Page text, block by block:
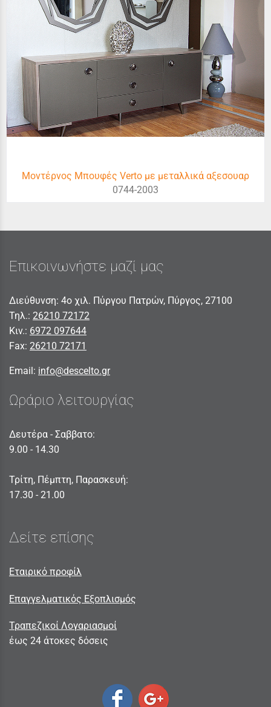
Μοντέρνος Μπουφές Verto με μεταλλικά αξεσουαρ
0744-2003
Επικοινωνήστε μαζί μας
Διεύθυνση: 4ο χιλ. Πύργου Πατρών, Πύργος, 27100
Τηλ.: 26210 72172
Κιν.: 6972 097644
Fax: 26210 72171
Email: info@descelto.gr
Ωράριο λειτουργίας
Δευτέρα - Σαββατο:
9.00 - 14.30
Τρίτη, Πέμπτη, Παρασκευή:
17.30 - 21.00
Δείτε επίσης
Εταιρικό προφίλ
Επαγγελματικός Εξοπλισμός
Τραπεζικοί Λογαριασμοί
έως 24 άτοκες δόσεις